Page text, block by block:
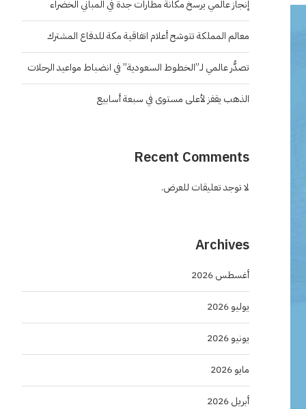
إنجاز عالمي يرسخ مكانة مطارات جدة في المباني الخضراء
معالم المملكة تتوشح أعلام اتفاقية مكة للدفاع المشترك
تصدُّر عالمي لـ”الخطوط السعودية” في انضباط مواعيد الرحلات
الذهب يقفز لأعلى مستوى في سبعة أسابيع
Recent Comments
لا توجد تعليقات للعرض.
Archives
أغسطس 2026
يوليو 2026
يونيو 2026
مايو 2026
أبريل 2026